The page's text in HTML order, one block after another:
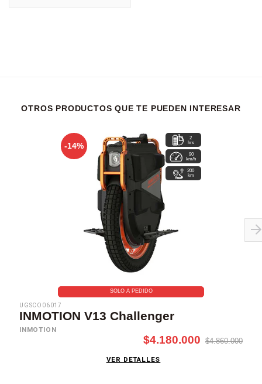
OTROS PRODUCTOS QUE TE PUEDEN INTERESAR
-14%
2
hrs
90
km/h
200
km
SOLO A PEDIDO
UGSCO06017
INMOTION V13 Challenger
INMOTION
$4.180.000 $4.860.000
VER DETALLES